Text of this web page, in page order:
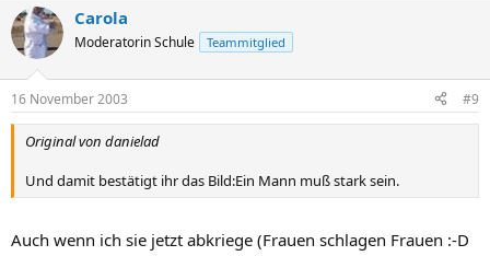
Carola
Moderatorin Schule Teammitglied
16 November 2003 #9
Original von danielad
Und damit bestätigt ihr das Bild:Ein Mann muß stark sein.
Auch wenn ich sie jetzt abkriege (Frauen schlagen Frauen :-D